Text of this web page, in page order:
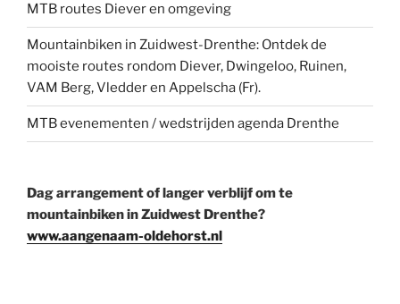
MTB routes Diever en omgeving
Mountainbiken in Zuidwest-Drenthe: Ontdek de
mooiste routes rondom Diever, Dwingeloo, Ruinen,
VAM Berg, Vledder en Appelscha (Fr).
MTB evenementen / wedstrijden agenda Drenthe
Dag arrangement of langer verblijf om te
mountainbiken in Zuidwest Drenthe?
www.aangenaam-oldehorst.nl